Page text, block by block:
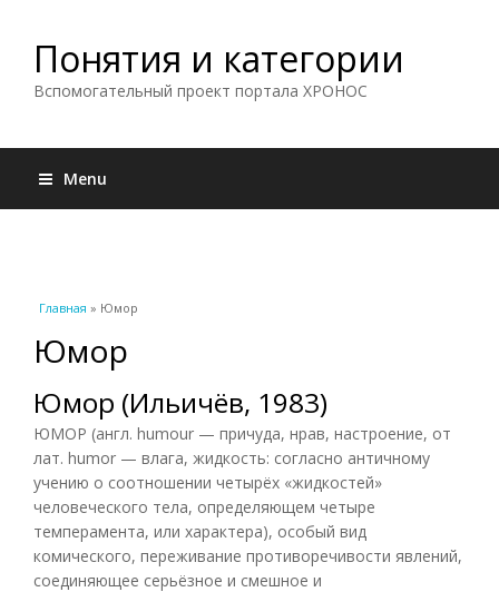
Понятия и категории
Вспомогательный проект портала ХРОНОС
Menu
Вы здесь
Главная » Юмор
Юмор
Юмор (Ильичёв, 1983)
ЮМОР (англ. humour — причуда, нрав, настроение, от
лат. humor — влага, жидкость: согласно античному
учению о соотношении четырёх «жидкостей»
человеческого тела, определяющем четыре
темперамента, или характера), особый вид
комического, переживание противоречивости явлений,
соединяющее серьёзное и смешное и